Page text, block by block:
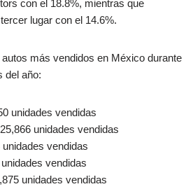
con el 18.8%, mientras que
lugar con el 14.6%.
más vendidos en México durante
del año:
unidades vendidas
unidades vendidas
vendidas
vendidas
unidades vendidas